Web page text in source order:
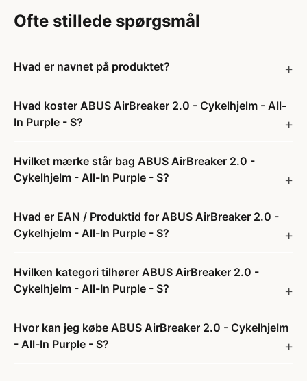
Ofte stillede spørgsmål
Hvad er navnet på produktet?
Hvad koster ABUS AirBreaker 2.0 - Cykelhjelm - All-
In Purple - S?
Hvilket mærke står bag ABUS AirBreaker 2.0 -
Cykelhjelm - All-In Purple - S?
Hvad er EAN / Produktid for ABUS AirBreaker 2.0 -
Cykelhjelm - All-In Purple - S?
Hvilken kategori tilhører ABUS AirBreaker 2.0 -
Cykelhjelm - All-In Purple - S?
Hvor kan jeg købe ABUS AirBreaker 2.0 - Cykelhjelm
- All-In Purple - S?